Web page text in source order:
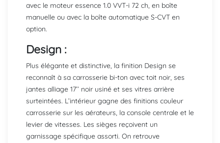
avec le moteur essence 1.0 VVT-i 72 ch, en boîte
manuelle ou avec la boîte automatique S-CVT en
option.
Design :
Plus élégante et distinctive, la finition Design se
reconnaît à sa carrosserie bi-ton avec toit noir, ses
jantes alliage 17’’ noir usiné et ses vitres arrière
surteintées. L’intérieur gagne des finitions couleur
carrosserie sur les aérateurs, la console centrale et le
levier de vitesses. Les sièges reçoivent un
garnissage spécifique assorti. On retrouve